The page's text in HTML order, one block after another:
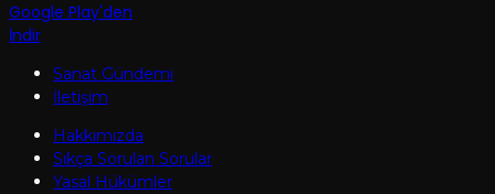
Google Play'den
İndir
Sanat Gündemi
İletişim
Hakkımızda
Sıkça Sorulan Sorular
Yasal Hükümler